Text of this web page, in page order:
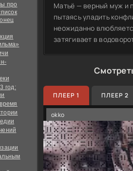
про
год:
Матьё — верный муж и
пытаясь уладить
неожиданно
затягивает в
ПЛЕЕР 1 ПЛЕЕР 2
okko